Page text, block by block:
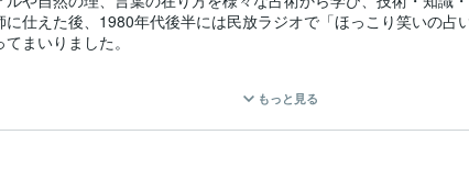
仕えた後、1980年代後半には民放ラジオで「ほっこり笑いの
まいりました。
もっと見る